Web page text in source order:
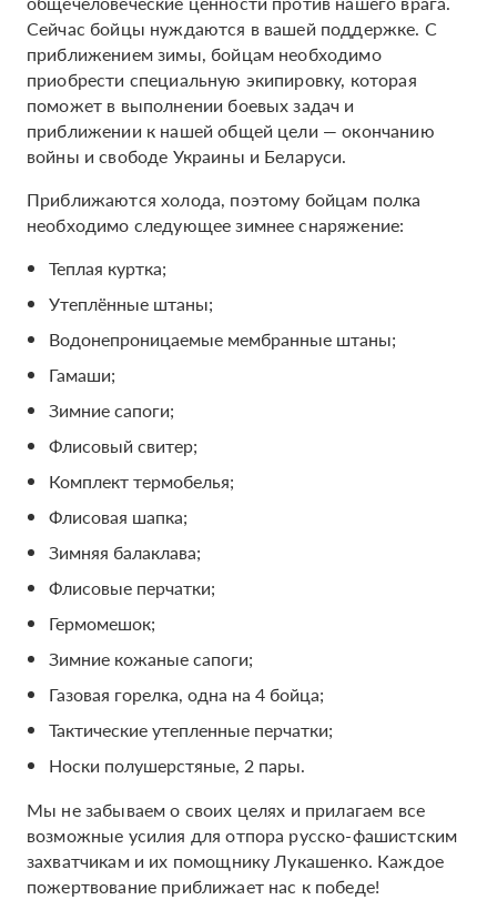
Сейчас бойцы нуждаются в вашей поддержке. С
приближением зимы, бойцам необходимо
приобрести специальную экипировку, которая
поможет в выполнении боевых задач и
приближении к нашей общей цели — окончанию
войны и свободе Украины и Беларуси.
Приближаются холода, поэтому бойцам полка
необходимо следующее зимнее снаряжение:
Теплая куртка;
Утеплённые штаны;
Водонепроницаемые мембранные штаны;
Гамаши;
Зимние сапоги;
Флисовый свитер;
Комплект термобелья;
Флисовая шапка;
Зимняя балаклава;
Флисовые перчатки;
Гермомешок;
Зимние кожаные сапоги;
Газовая горелка, одна на 4 бойца;
Тактические утепленные перчатки;
Носки полушерстяные, 2 пары.
Мы не забываем о своих целях и прилагаем все
возможные усилия для отпора русско-фашистским
захватчикам и их помощнику Лукашенко. Каждое
пожертвование приближает нас к победе!